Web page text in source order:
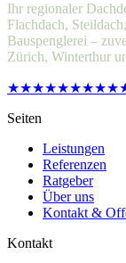
Ihr regionaler
Flachdach,
Bauspenglerei –
Zürich, Winterthur
★★★★★
Seiten
Leistungen
Referenzen
Ratgeber
Über uns
Kontakt &
Kontakt